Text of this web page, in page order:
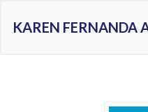
KAREN FERNANDA